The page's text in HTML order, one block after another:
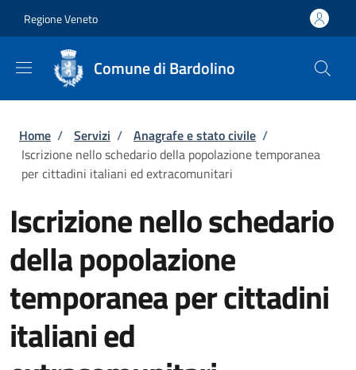
Regione Veneto
Comune di Bardolino
Briciole di pane
Home / Servizi / Anagrafe e stato civile /
Iscrizione nello schedario della popolazione temporanea
per cittadini italiani ed extracomunitari
Iscrizione nello schedario
della popolazione
temporanea per cittadini
italiani ed